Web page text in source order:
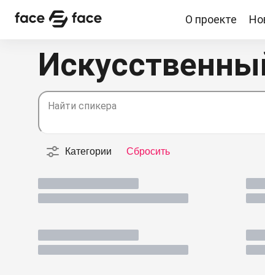
О проекте
О проекте
Найти спикера
Категории Сбросить